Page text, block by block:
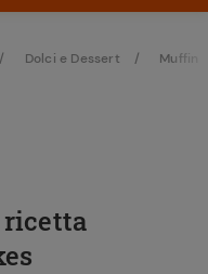
Dolci e Dessert Muffin